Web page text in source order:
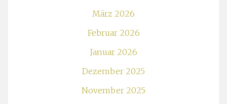
März 2026
Februar 2026
Januar 2026
Dezember 2025
November 2025